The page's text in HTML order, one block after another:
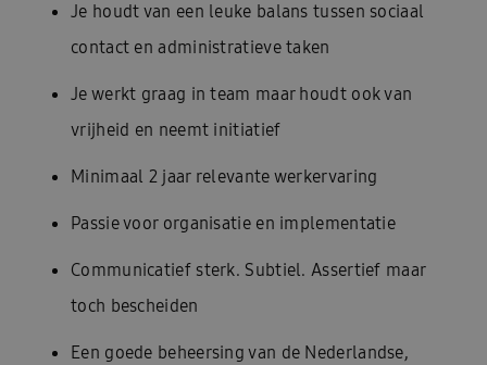
Je houdt van een leuke balans tussen sociaal
contact en administratieve taken
Je werkt graag in team maar houdt ook van
vrijheid en neemt initiatief
Minimaal 2 jaar relevante werkervaring
Passie voor organisatie en implementatie
Communicatief sterk. Subtiel. Assertief maar
toch bescheiden
Een goede beheersing van de Nederlandse,